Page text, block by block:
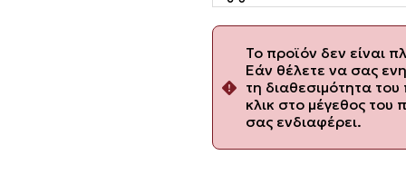
Το προϊόν δεν είναι
Εάν θέλετε να σας
τη διαθεσιμότητα
κλικ στο μέγεθος του
σας ενδιαφέρει.